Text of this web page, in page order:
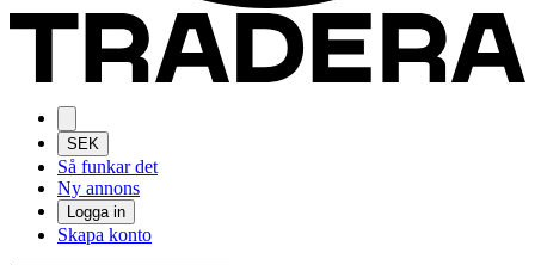
SEK
Så funkar det
Ny annons
Logga in
Skapa konto